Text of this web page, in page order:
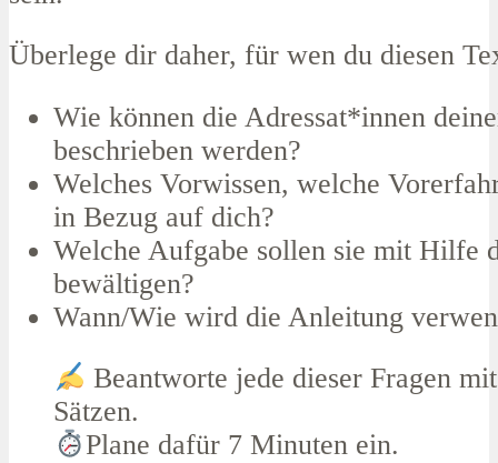
Überlege dir daher, für wen du diesen
Wie können die Adressat*innen
beschrieben werden?
Welches Vorwissen, welche
in Bezug auf dich?
Welche Aufgabe sollen sie mit Hilfe
bewältigen?
Wann/Wie wird die Anleitung
Beantworte jede dieser Fragen
Sätzen.
Plane dafür 7 Minuten ein.